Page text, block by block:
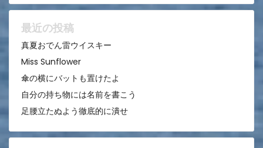
ョ
ン
最近の投稿
真夏おでん雷ウイスキー
Miss Sunflower
傘の横にバットも置けたよ
自分の持ち物には名前を書こう
足腰立たぬよう徹底的に潰せ